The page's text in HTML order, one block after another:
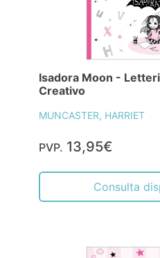
Isadora Moon -
Creativo
MUNCASTER, HARRIET
PVP. 13,95€
Consulta